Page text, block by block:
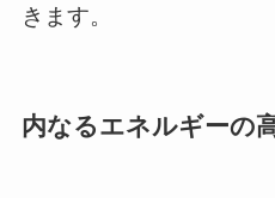
きます。
内なるエネルギーの